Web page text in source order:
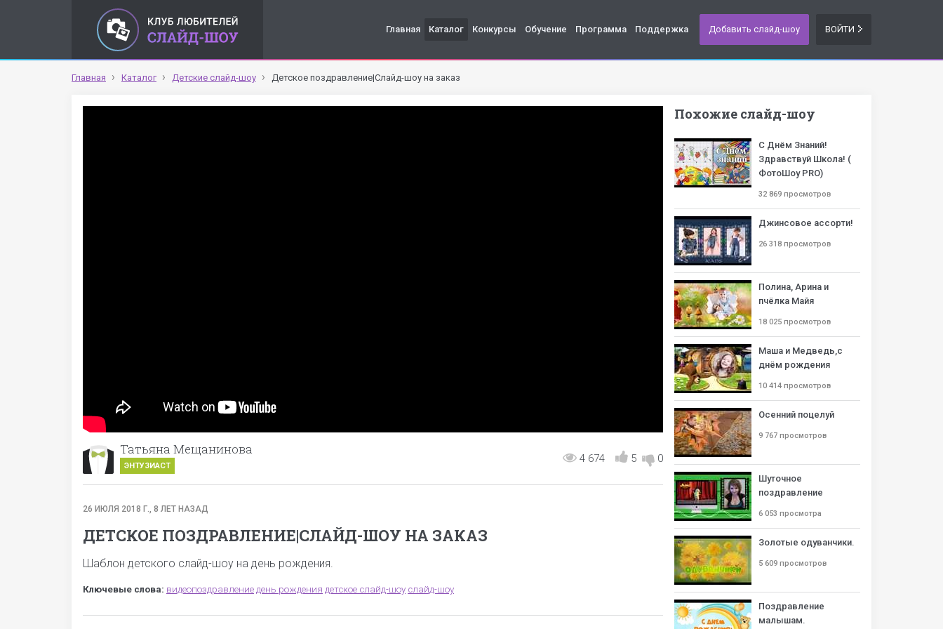
Главная Каталог Конкурсы Обучение Программа Поддержка Добавить слайд-шоу ВОЙТИ
Главная Каталог Детские слайд-шоу Детское поздравление|Слайд-шоу на заказ
Татьяна Мещанинова
ЭНТУЗИАСТ
4 674 5 0
26 ИЮЛЯ 2018 Г., 8 ЛЕТ НАЗАД
ДЕТСКОЕ ПОЗДРАВЛЕНИЕ|СЛАЙД-ШОУ НА ЗАКАЗ
Шаблон детского слайд-шоу на день рождения.
Ключевые слова: видеопоздравление день рождения детское слайд-шоу слайд-шоу
Похожие слайд-шоу
С Днём Знаний!
Здравствуй Школа! (
ФотоШоу PRO)
32 869 просмотров
Джинсовое ассорти!
26 318 просмотров
Полина, Арина и
пчёлка Майя
18 025 просмотров
Маша и Медведь,с
днём рождения
10 414 просмотров
Осенний поцелуй
9 767 просмотров
Шуточное
поздравление
6 053 просмотра
Золотые одуванчики.
5 609 просмотров
Поздравление
малышам.